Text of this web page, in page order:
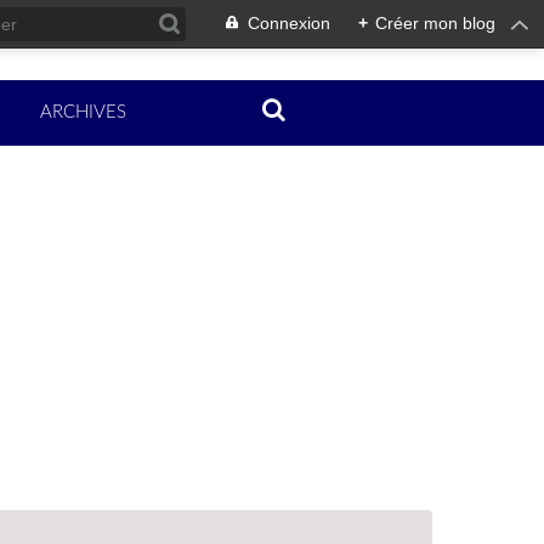
Connexion + Créer mon blog
ARCHIVES